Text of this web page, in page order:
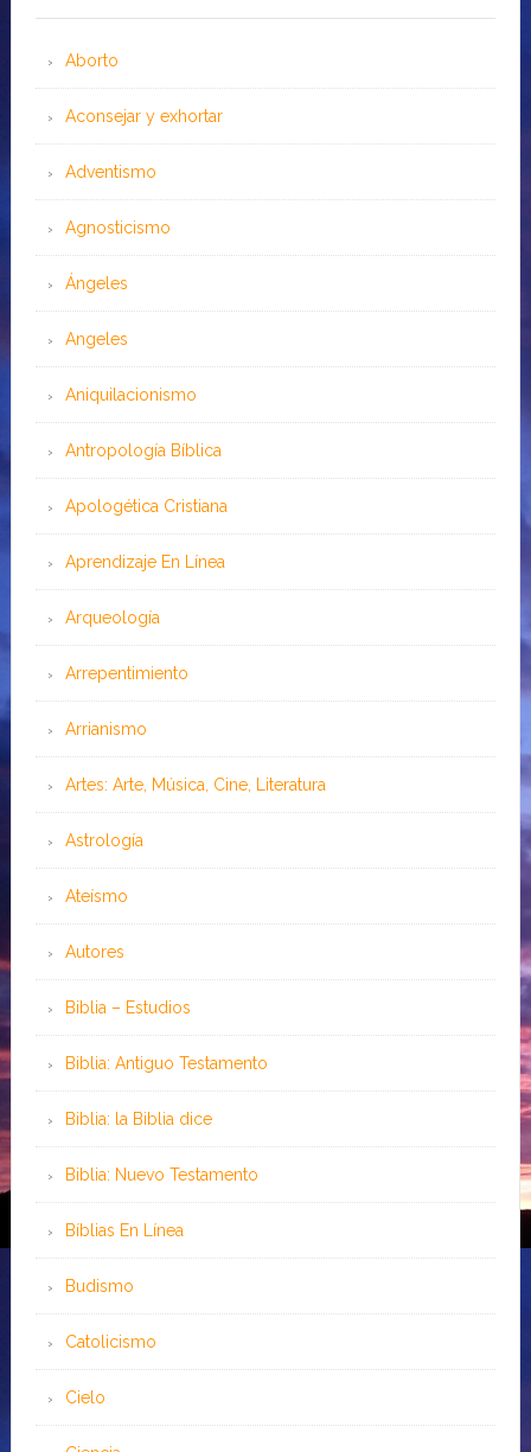
Aborto
Aconsejar y exhortar
Adventismo
Agnosticismo
Ángeles
Angeles
Aniquilacionismo
Antropología Bíblica
Apologética Cristiana
Aprendizaje En Línea
Arqueología
Arrepentimiento
Arrianismo
Artes: Arte, Música, Cine, Literatura
Astrología
Ateísmo
Autores
Biblia – Estudios
Biblia: Antiguo Testamento
Biblia: la Biblia dice
Biblia: Nuevo Testamento
Bíblias En Línea
Budismo
Catolicismo
Cielo